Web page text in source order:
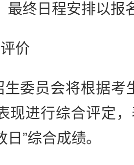
最终日程安排以报
价
员会将根据考
现进行综合评定
”综合成绩。